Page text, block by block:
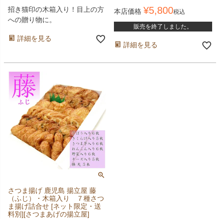
招き猫印の木箱入り！目上の方
への贈り物に。
詳細を見る
本店価格 ¥5,800税込
販売を終了しました。
詳細を見る
さつま揚げ 鹿児島 揚立屋 藤
（ふじ）・木箱入り ７種さつ
ま揚げ詰合せ [ネット限定・送
料別][さつまあげの揚立屋]